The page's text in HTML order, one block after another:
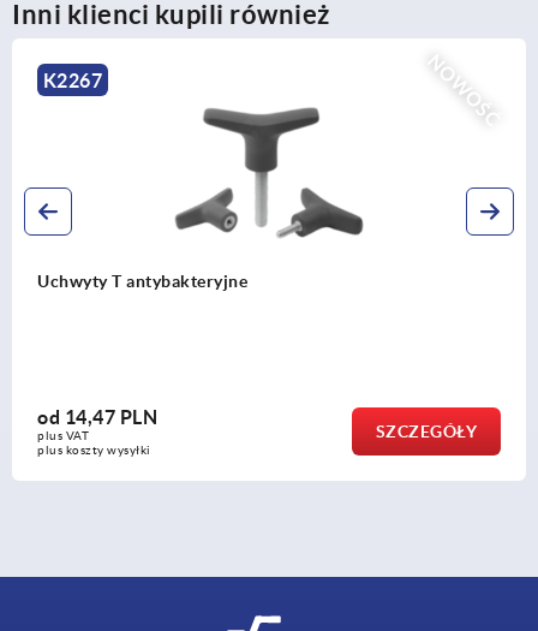
Inni klienci kupili również
NOWOŚĆ
Pokrętła gwiaździste DIN 6336, z żeliwa